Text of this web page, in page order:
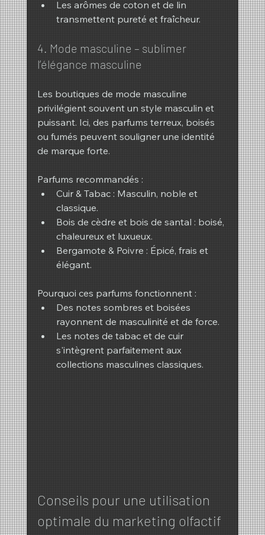
Les arômes de coton et de lin
transmettent pureté et fraîcheur.
4. Mode masculine – sublimer
l’élégance masculine
Les boutiques de mode masculine
privilégient souvent un style masculin et
puissant. Ici, des parfums terreux, boisés
ou fumés peuvent souligner une identité
de marque forte.
Parfums recommandés :
Cuir & Tabac : Masculin, noble et
classique.
Bois de cèdre et bois de santal : boisé,
chaleureux et luxueux.
Bergamote & Poivre : Épicé, frais et
élégant.
Pourquoi ces parfums fonctionnent :
Des notes sombres et boisées
rayonnent de masculinité et de force.
Les notes de tabac et de cuir
s'intègrent parfaitement aux
collections masculines classiques.
Conseils pour une utilisation
optimale du marketing olfactif